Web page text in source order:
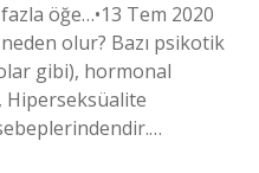
öğe…•13 Tem 2020
olur? Bazı psikotik
gibi), hormonal
Hiperseksüalite